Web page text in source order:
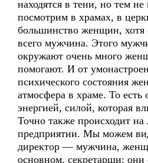
находятся в тени, но тем
посмотрим в храмах, в
большинство женщин,
всего мужчина. Этого
окружают очень много
помогают. И от
психического состояния
атмосфера в храме. То есть
энергией, силой, которая
Точно также происходит
предприятии. Мы можем
директор — мужчина,
основном, секретарши; они